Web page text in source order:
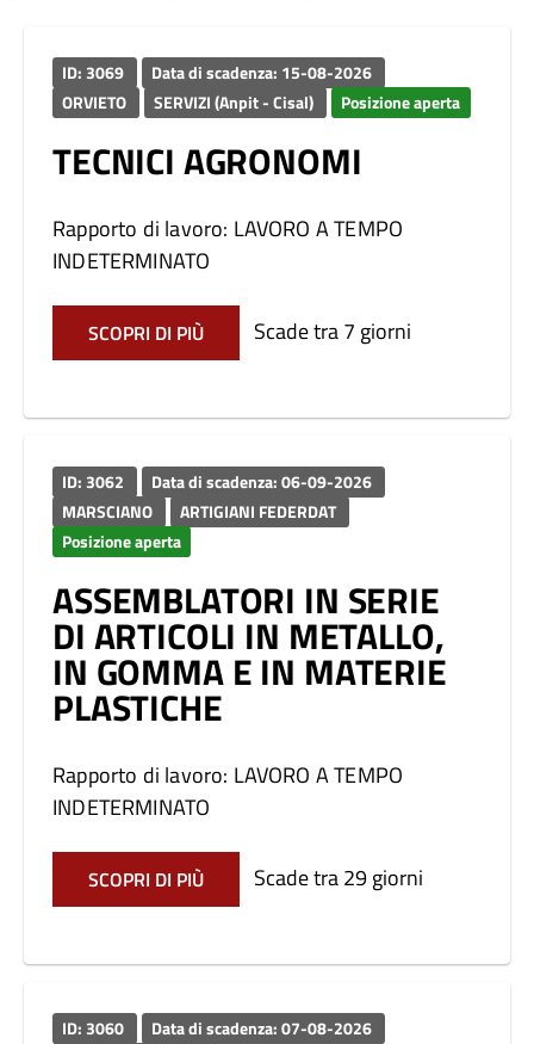
ID: 3069
Data di scadenza: 15-08-2026
ORVIETO
SERVIZI (Anpit - Cisal) Posizione aperta
TECNICI AGRONOMI
Rapporto di lavoro: LAVORO A TEMPO
INDETERMINATO
SCOPRI DI PIÙ Scade tra 7 giorni
ID: 3062
Data di scadenza: 06-09-2026
MARSCIANO
ARTIGIANI FEDERDAT
Posizione aperta
ASSEMBLATORI IN SERIE
DI ARTICOLI IN METALLO,
IN GOMMA E IN MATERIE
PLASTICHE
Rapporto di lavoro: LAVORO A TEMPO
INDETERMINATO
SCOPRI DI PIÙ Scade tra 29 giorni
ID: 3060
Data di scadenza: 07-08-2026